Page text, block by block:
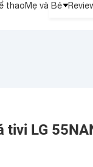
thaoMẹ và Bé
tivi LG